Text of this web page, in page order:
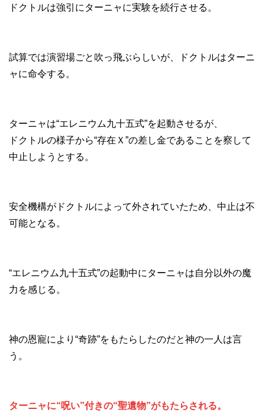
ドクトルは強引にターニャに実験を続行させる。
試算では演習場ごと吹っ飛ぶらしいが、ドクトルはターニ
ャに命令する。
ターニャは“エレニウム九十五式”を起動させるが、
ドクトルの様子から“存在Ｘ”の差し金であることを察して
中止しようとする。
安全機構がドクトルによって外されていたため、中止は不
可能となる。
“エレニウム九十五式”の起動中にターニャは自分以外の魔
力を感じる。
神の恩寵により“奇跡”をもたらしたのだと神の一人は言
う。
ターニャに“呪い”付きの“聖遺物”がもたらされる。